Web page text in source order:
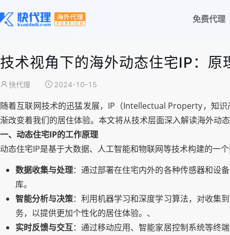
免费代理
技术视角下的海外动态住宅IP：原
快代理 2024-10-15
随着互联网技术的迅猛发展，IP（Intellectual Property，知
渐改变着我们的居住体验。本文将从技术层面深入解读海外动
一、动态住宅IP的工作原理
动态住宅IP是基于大数据、人工智能和物联网等技术构建的一
数据收集与处理：通过部署在住宅内外的各种传感器和设
库。
智能分析与决策：利用机器学习和深度学习算法，对收集
务，以提供更加个性化的居住体验。、
实时反馈与交互：通过移动应用、智能家居控制系统等终